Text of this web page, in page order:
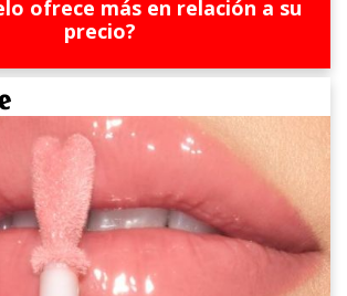
ofrece más en relación a su
precio?